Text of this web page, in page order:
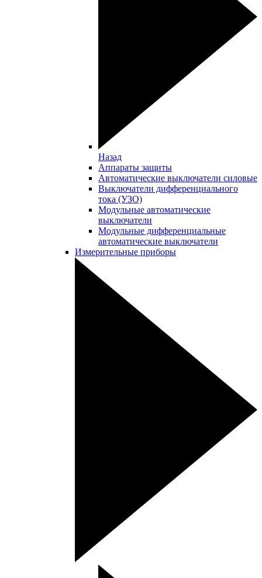
Назад
Аппараты защиты
Автоматические выключатели силовые
Выключатели дифференциального
тока (УЗО)
Модульные автоматические
выключатели
Модульные дифференциальные
автоматические выключатели
Измерительные приборы